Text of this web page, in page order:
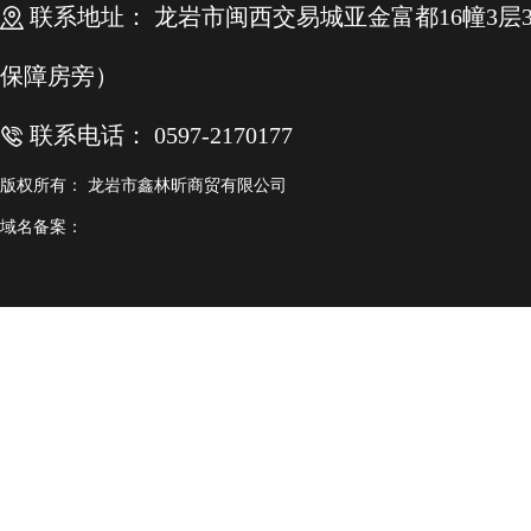
联系地址： 龙岩市闽西交易城亚金富都16幢3层
保障房旁）
联系电话： 0597-2170177
版权所有： 龙岩市鑫林昕商贸有限公司
域名备案：